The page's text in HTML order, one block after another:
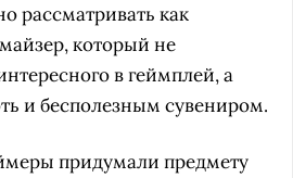
рассматривать как
который не
в геймплей, а
и бесполезным сувениром.
придумали предмету